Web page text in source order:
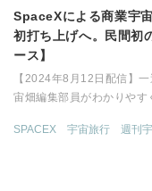
SpaceXによる商業宇
初打ち上げへ。民間初
ース】
【2024年8月12日配信】
宙畑編集部員がわかりやす
SPACEX 宇宙旅行 週刊